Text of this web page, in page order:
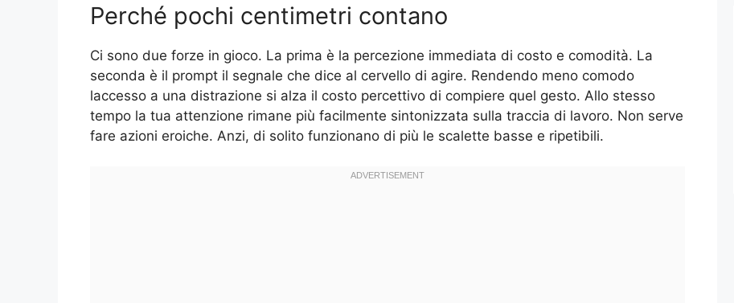
Perché pochi centimetri contano
Ci sono due forze in gioco. La prima è la percezione immediata di costo e comodità. La
seconda è il prompt il segnale che dice al cervello di agire. Rendendo meno comodo
laccesso a una distrazione si alza il costo percettivo di compiere quel gesto. Allo stesso
tempo la tua attenzione rimane più facilmente sintonizzata sulla traccia di lavoro. Non serve
fare azioni eroiche. Anzi, di solito funzionano di più le scalette basse e ripetibili.